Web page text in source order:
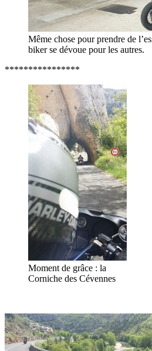
Même chose pour prendre de
biker se dévoue pour les autres.
****************
Moment de grâce : la
Corniche des Cévennes